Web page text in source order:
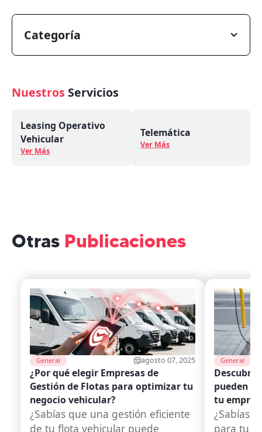
Categoría
Nuestros Servicios
Leasing Operativo
Vehicular
Ver Más
Telemática
Ver Más
Otras Publicaciones
General agosto 07, 2025
¿Por qué elegir Empresas de
Gestión de Flotas para optimizar tu
negocio vehicular?
¿Sabías que una gestión eficiente
de tu flota vehicular puede
General
Descubre
pueden
tu
¿Sabías
para tu